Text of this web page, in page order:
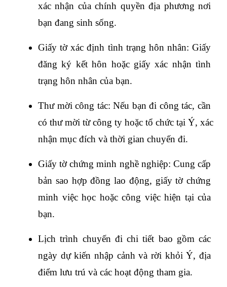
xác nhận của chính quyền địa phương nơi
bạn đang sinh sống.
Giấy tờ xác định tình trạng hôn nhân: Giấy
đăng ký kết hôn hoặc giấy xác nhận tình
trạng hôn nhân của bạn.
Thư mời công tác: Nếu bạn đi công tác, cần
có thư mời từ công ty hoặc tổ chức tại Ý, xác
nhận mục đích và thời gian chuyến đi.
Giấy tờ chứng minh nghề nghiệp: Cung cấp
bản sao hợp đồng lao động, giấy tờ chứng
minh việc học hoặc công việc hiện tại của
bạn.
Lịch trình chuyến đi chi tiết bao gồm các
ngày dự kiến nhập cảnh và rời khỏi Ý, địa
điểm lưu trú và các hoạt động tham gia.